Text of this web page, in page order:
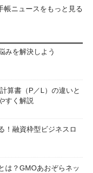
帳ニュースをもっと見る
みを解決しよう
算書（P／L）の違いと
すく解説
！融資枠型ビジネスロ
は？GMOあおぞらネッ